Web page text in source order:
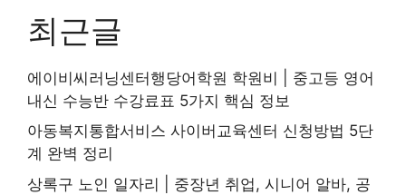
최근글
에이비씨러닝센터행당어학원 학원비 | 중고등 영어
내신 수능반 수강료표 5가지 핵심 정보
아동복지통합서비스 사이버교육센터 신청방법 5단
계 완벽 정리
상록구 노인 일자리 | 중장년 취업, 시니어 알바, 공